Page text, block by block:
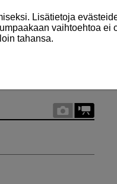
Lisätietoja
vaihtoehtoa ei
tahansa.